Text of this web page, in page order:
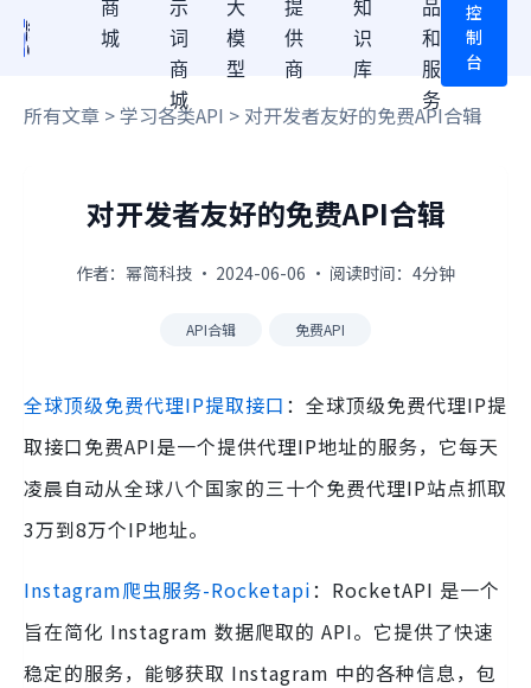
商
城
示
词
商
城
大
模
型
提
供
商
知
识
库
品
和
服
务
控
制
台
所有文章 >学习各类API > 对开发者友好的免费API合辑
对开发者友好的免费API合辑
作者：幂简科技 · 2024-06-06 · 阅读时间：4分钟
API合辑 免费API
全球顶级免费代理IP提取接口 ：全球顶级免费代理IP提
取接口免费API是一个提供代理IP地址的服务，它每天
凌晨自动从全球八个国家的三十个免费代理IP站点抓取
3万到8万个IP地址。
Instagram爬虫服务-Rocketapi：RocketAPI 是一个
旨在简化 Instagram 数据爬取的 API。它提供了快速
稳定的服务，能够获取 Instagram 中的各种信息，包